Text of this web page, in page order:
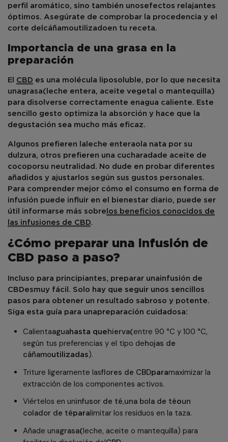
perfil aromático, sino también unosefectos relajantes
óptimos. Asegúrate de comprobar la procedencia y el
corte del cáñamoutilizadoen tu receta.
Importancia de una grasa en la
preparación
El CBD es una molécula liposoluble, por lo que necesita
unagrasa( leche entera, aceite vegetal o mantequilla)
para disolverse correctamente enagua caliente. Este
sencillo gesto optimiza la absorción y hace que la
degustación sea mucho más eficaz.
Algunos prefieren la leche enterao la nata por su
dulzura, otros prefieren una cucharadade aceite de
cocoporsu neutralidad. No dude en probar diferentes
añadidos y ajustarlos según sus gustos personales.
Para comprender mejor cómo el consumo en forma de
infusión puede influir en el bienestar diario, puede ser
útil informarse más sobre los beneficios conocidos de
las infusiones de CBD.
¿Cómo preparar una infusión de
CBD paso a paso?
Incluso para principiantes, preparar unainfusión de
CBDesmuy fácil. Solo hay que seguir unos sencillos
pasos para obtener un resultado sabroso y potente.
Siga esta guía para unapreparación cuidadosa:
Calientaaguahasta quehierva(entre 90 °C y 100 °C,
según tus preferencias y el tipo dehojas de
cáñamoutilizadas).
Triture ligeramente lasflores de CBDparamaximizar la
extracción de los componentes activos.
Viértelos en uninfusor de té,una bola de téoun
colador de téparalimitar los residuos en la taza.
Añade unagrasa(leche, aceite o mantequilla) para